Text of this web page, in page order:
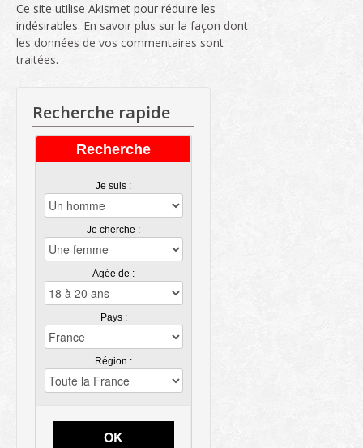
Ce site utilise Akismet pour réduire les
indésirables. En savoir plus sur la façon dont
les données de vos commentaires sont
traitées.
Recherche rapide
Recherche
Je suis :
Je cherche :
Agée de :
Pays :
Région :
OK